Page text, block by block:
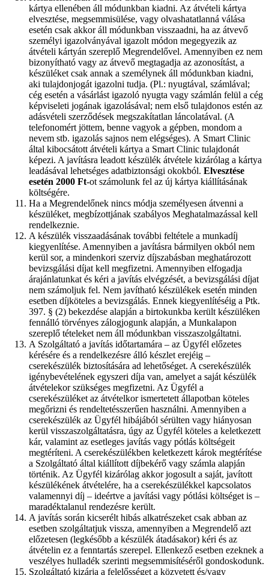
kártya ellenében áll módunkban kiadni. Az átvételi kártya
elvesztése, megsemmisülése, vagy olvashatatlanná válása
esetén csak akkor áll módunkban visszaadni, ha az átvevő
személyi igazolványával igazolt módon megegyezik az
átvételi kártyán szereplő Megrendelővel. Amennyiben ez nem
bizonyítható vagy az átvevő megtagadja az azonosítást, a
készüléket csak annak a személynek áll módunkban kiadni,
aki tulajdonjogát igazolni tudja. (Pl.: nyugtával, számlával;
cég esetén a vásárlást igazoló nyugta vagy számlán felül a cég
képviseleti jogának igazolásával; nem első tulajdonos estén az
adásvételi szerződések megszakítatlan láncolatával. (A
telefonomért jöttem, benne vagyok a gépben, mondom a
nevem stb. igazolás sajnos nem elégséges). A Smart Clinic
által kibocsátott átvételi kártya a Smart Clinic tulajdonát
képezi. A javításra leadott készülék átvétele kizárólag a kártya
leadásával lehetséges adatbiztonsági okokból. Elvesztése
esetén 2000 Ft-ot számolunk fel az új kártya kiállításának
költségére.
Ha a Megrendelőnek nincs módja személyesen átvenni a
készüléket, megbízottjának szabályos Meghatalmazással kell
rendelkeznie.
A készülék visszaadásának további feltétele a munkadíj
kiegyenlítése. Amennyiben a javításra bármilyen okból nem
kerül sor, a mindenkori szerviz díjszabásban meghatározott
bevizsgálási díjat kell megfizetni. Amennyiben elfogadja
árajánlatunkat és kéri a javítás elvégzését, a bevizsgálási díjat
nem számoljuk fel. Nem javítható készülékek esetén minden
esetben díjköteles a bevizsgálás. Ennek kiegyenlítéséig a Ptk.
397. § (2) bekezdése alapján a birtokunkba került készüléken
fennálló törvényes zálogjogunk alapján, a Munkalapon
szereplő tételeket nem áll módunkban visszaszolgáltatni.
A Szolgáltató a javítás időtartamára – az Ügyfél előzetes
kérésére és a rendelkezésre álló készlet erejéig –
cserekészülék biztosítására ad lehetőséget. A cserekészülék
igénybevételének egyszeri díja van, amelyet a saját készülék
átvételekor szükséges megfizetni. Az Ügyfél a
cserekészüléket az átvételkor ismertetett állapotban köteles
megőrizni és rendeltetésszerűen használni. Amennyiben a
cserekészülék az Ügyfél hibájából sérülten vagy hiányosan
kerül visszaszolgáltatásra, úgy az Ügyfél köteles a keletkezett
kár, valamint az esetleges javítás vagy pótlás költségeit
megtéríteni. A cserekészülékben keletkezett károk megtérítése
a Szolgáltató által kiállított díjbekérő vagy számla alapján
történik. Az Ügyfél kizárólag akkor jogosult a saját, javított
készülékének átvételére, ha a cserekészülékkel kapcsolatos
valamennyi díj – ideértve a javítási vagy pótlási költséget is –
maradéktalanul rendezésre került.
A javítás során kicserélt hibás alkatrészeket csak abban az
esetben szolgáltatjuk vissza, amennyiben a Megrendelő azt
előzetesen (legkésőbb a készülék átadásakor) kéri és az
átvételin ez a fenntartás szerepel. Ellenkező esetben ezeknek a
veszélyes hulladék szerinti megsemmisítéséről gondoskodunk.
Szolgáltató kizárja a felelősséget a közvetett és/vagy